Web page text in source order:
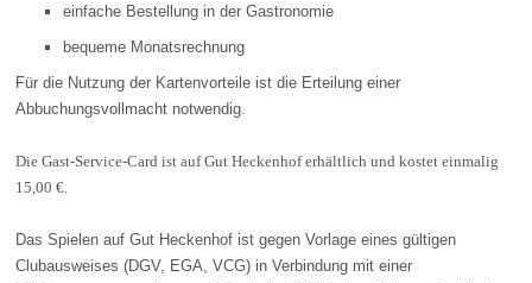
einfache Bestellung in der Gastronomie
bequeme Monatsrechnung
Für die Nutzung der Kartenvorteile ist die Erteilung einer
Abbuchungsvollmacht notwendig.
Die Gast-Service-Card ist auf Gut Heckenhof erhältlich und kostet einmalig
15,00 €.
Das Spielen auf Gut Heckenhof ist gegen Vorlage eines gültigen
Clubausweises (DGV, EGA, VCG) in Verbindung mit einer